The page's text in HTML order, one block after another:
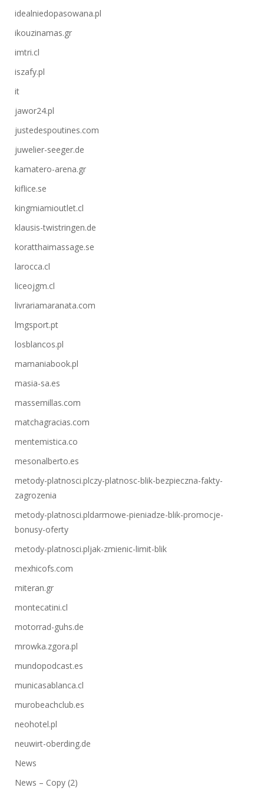
idealniedopasowana.pl
ikouzinamas.gr
imtri.cl
iszafy.pl
it
jawor24.pl
justedespoutines.com
juwelier-seeger.de
kamatero-arena.gr
kiflice.se
kingmiamioutlet.cl
klausis-twistringen.de
koratthaimassage.se
larocca.cl
liceojgm.cl
livrariamaranata.com
lmgsport.pt
losblancos.pl
mamaniabook.pl
masia-sa.es
massemillas.com
matchagracias.com
mentemistica.co
mesonalberto.es
metody-platnosci.plczy-platnosc-blik-bezpieczna-fakty-
zagrozenia
metody-platnosci.pldarmowe-pieniadze-blik-promocje-
bonusy-oferty
metody-platnosci.pljak-zmienic-limit-blik
mexhicofs.com
miteran.gr
montecatini.cl
motorrad-guhs.de
mrowka.zgora.pl
mundopodcast.es
municasablanca.cl
murobeachclub.es
neohotel.pl
neuwirt-oberding.de
News
News – Copy (2)